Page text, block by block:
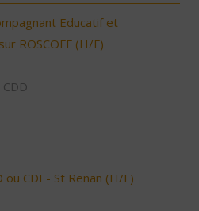
Educatif et
ROSCOFF (H/F)
ou CDI - St Renan (H/F)